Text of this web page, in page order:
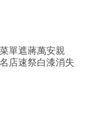
單遮蔣萬安親
店速祭白漆消失